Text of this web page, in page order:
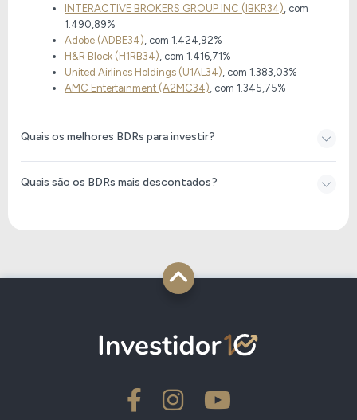
INTERACTIVE BROKERS GROUP INC (IBKR34), com
1.490,89%
Adobe (ADBE34), com 1.424,92%
H&R Block (H1RB34), com 1.416,71%
United Airlines Holdings (U1AL34), com 1.383,03%
AMC Entertainment (A2MC34), com 1.345,75%
Quais os melhores BDRs para investir?
Quais são os BDRs mais descontados?